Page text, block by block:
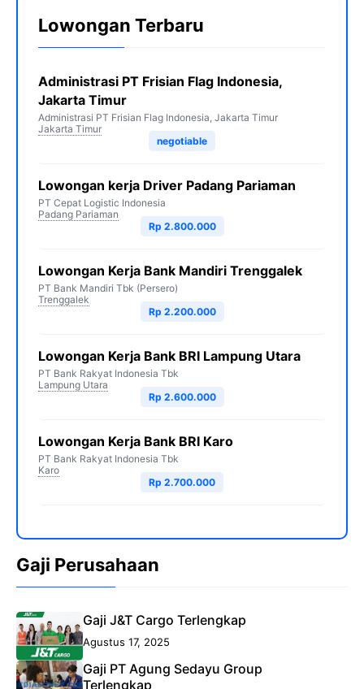
Lowongan Terbaru
Administrasi PT Frisian Flag Indonesia,
Jakarta Timur
Administrasi PT Frisian Flag Indonesia, Jakarta Timur
Jakarta Timur
negotiable
Lowongan kerja Driver Padang Pariaman
PT Cepat Logistic Indonesia
Padang Pariaman
Rp 2.800.000
Lowongan Kerja Bank Mandiri Trenggalek
PT Bank Mandiri Tbk (Persero)
Trenggalek
Rp 2.200.000
Lowongan Kerja Bank BRI Lampung Utara
PT Bank Rakyat Indonesia Tbk
Lampung Utara
Rp 2.600.000
Lowongan Kerja Bank BRI Karo
PT Bank Rakyat Indonesia Tbk
Karo
Rp 2.700.000
Gaji Perusahaan
Gaji J&T Cargo Terlengkap
Agustus 17, 2025
Gaji PT Agung Sedayu Group
Terlengkap